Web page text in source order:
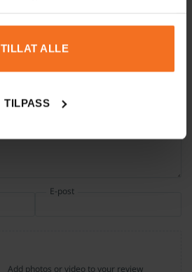
TILLAT ALLE
TILPASS
E-post
Add photos or video to your review